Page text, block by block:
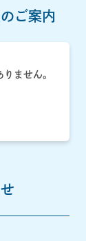
ご案内
ません。